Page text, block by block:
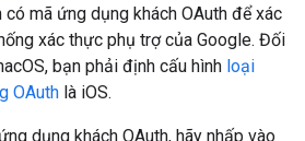
mã ứng dụng khách OAuth để xác
xác thực phụ trợ của Google. Đối
bạn phải định cấu hình loại
OAuth là iOS.
dụng khách OAuth, hãy nhấp vào